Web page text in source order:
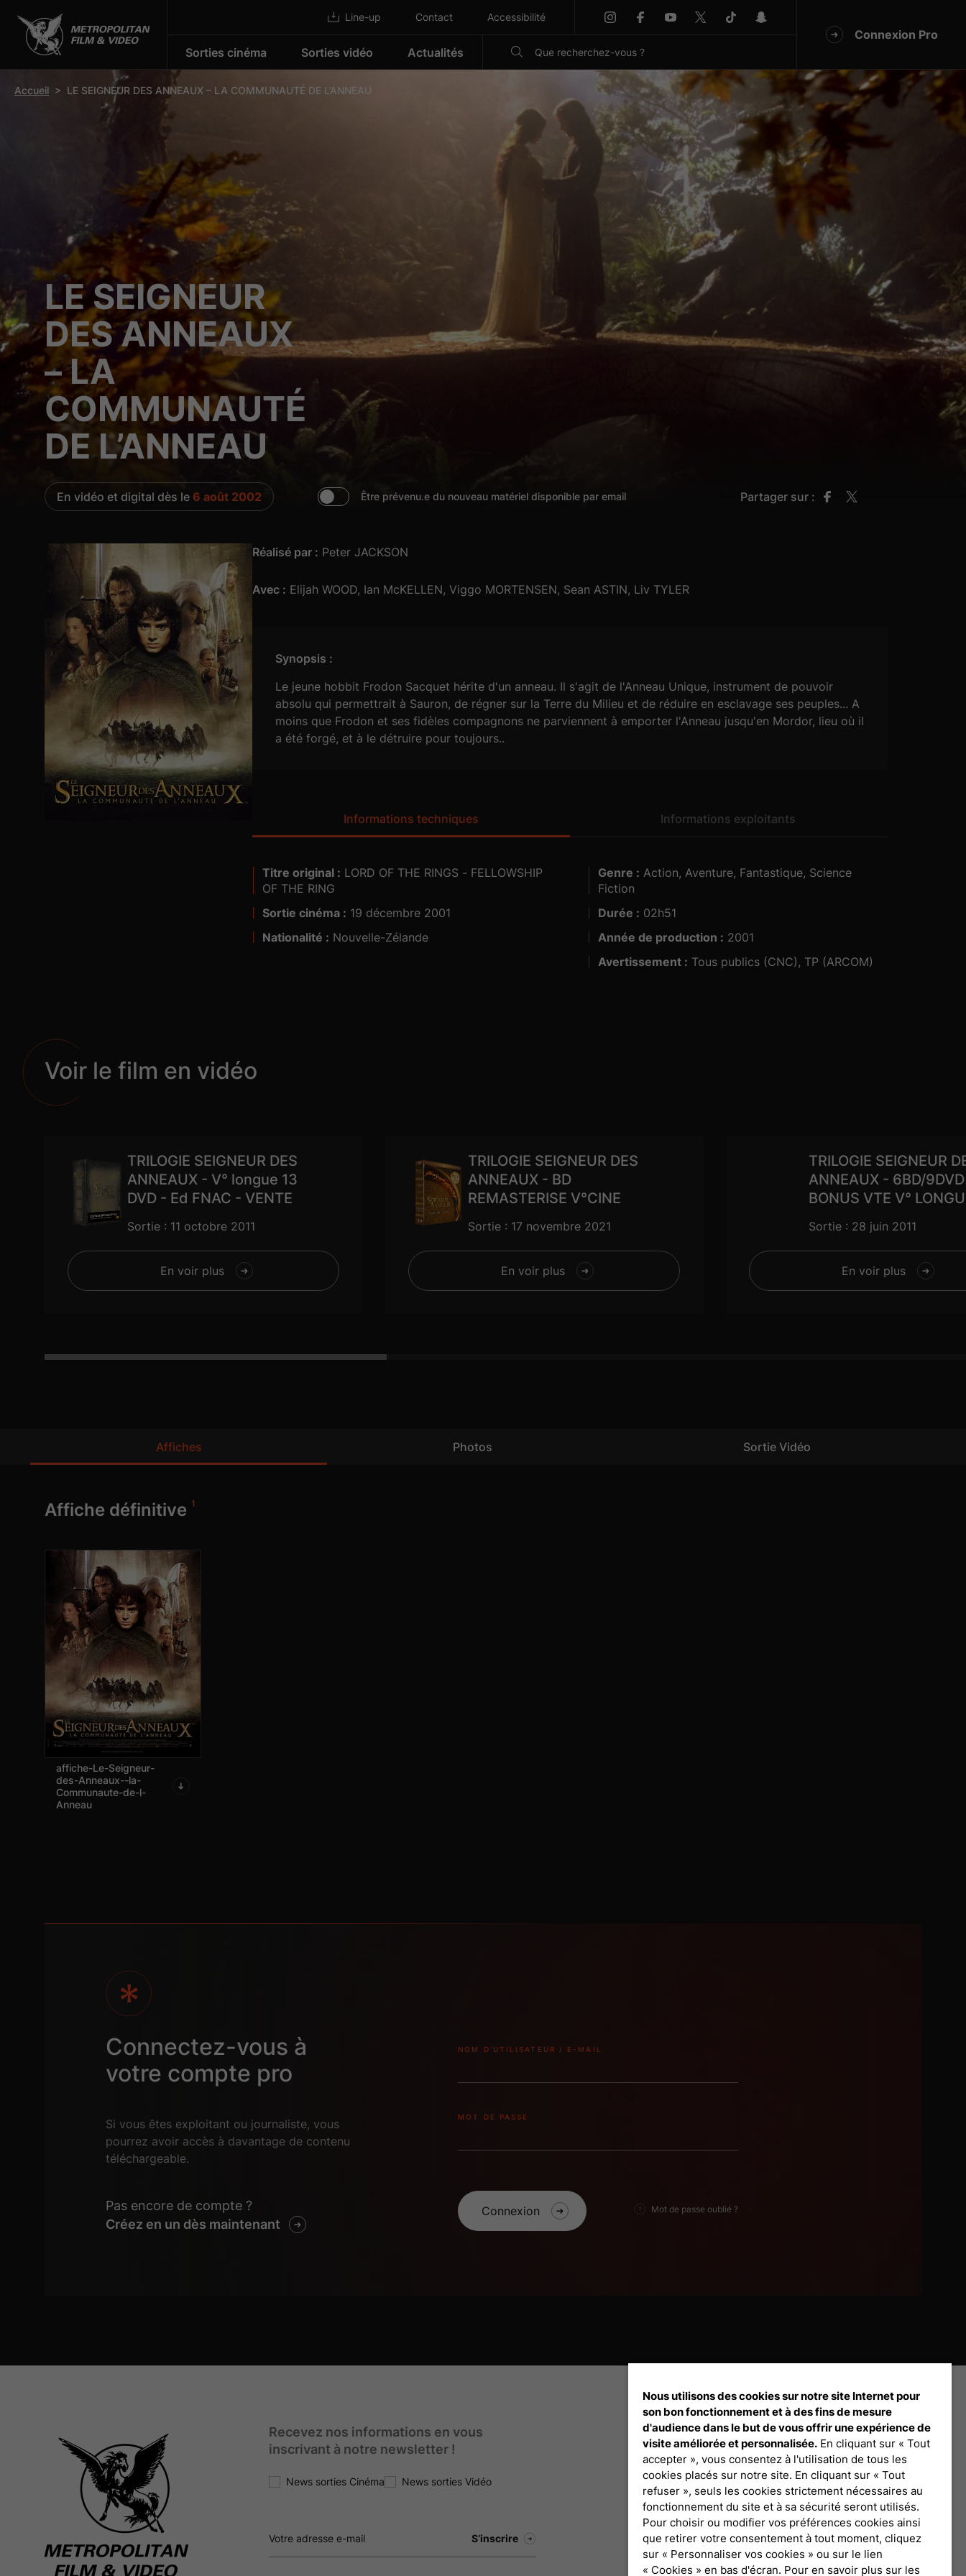
barre d’outils
Line-up Contact Accessibilité
Sorties cinéma Sorties vidéo Actualités
Connexion Pro
Accueil > LE SEIGNEUR DES ANNEAUX – LA COMMUNAUTÉ DE L’ANNEAU
LE SEIGNEUR
DES ANNEAUX
– LA
COMMUNAUTÉ
DE L’ANNEAU
En vidéo et digital dès le 6 août 2002 Être prévenu.e du nouveau matériel disponible par email Partager sur :
Réalisé par : Peter JACKSON
Avec : Elijah WOOD, Ian McKELLEN, Viggo MORTENSEN, Sean ASTIN, Liv TYLER
Synopsis :
Le jeune hobbit Frodon Sacquet hérite d'un anneau. Il s'agit de l'Anneau Unique, instrument de pouvoir
absolu qui permettrait à Sauron, de régner sur la Terre du Milieu et de réduire en esclavage ses peuples... A
moins que Frodon et ses fidèles compagnons ne parviennent à emporter l'Anneau jusqu'en Mordor, lieu où il
a été forgé, et à le détruire pour toujours..
Informations techniques Informations exploitants
Titre original :
OF THE RING
Sortie cinéma : 19 décembre 2001
Nationalité : Nouvelle-Zélande
Genre :
Fiction
Durée : 02h51
Année de production : 2001
Avertissement : Tous publics (CNC), TP (ARCOM)
Visa n° :
Voir le film en vidéo
TRILOGIE SEIGNEUR DES
ANNEAUX - V° longue 13
DVD - Ed FNAC - VENTE
Sortie : 11 octobre 2011
En voir plus
TRILOGIE SEIGNEUR DES
ANNEAUX - BD
REMASTERISE V°CINE
Sortie : 17 novembre 2021
En voir plus
TRILOGIE SEIGNEUR
ANNEAUX - 6BD/9DVD
BONUS VTE V°
Sortie : 28 juin 2011
En voir plus
Affiches Photos Sortie Vidéo
Affiche définitive 1
affiche-Le-Seigneur-
des-Anneaux--la-
Communaute-de-l-
Anneau
Connectez-vous à
votre compte pro
Si vous êtes exploitant ou journaliste, vous
pourrez avoir accès à davantage de contenu
téléchargeable.
Pas encore de compte ?
Créez en un dès maintenant
NOM D'UTILISATEUR / E-MAIL
MOT DE PASSE
Mot de passe oublié ?
Recevez nos informations en vous
inscrivant à notre newsletter !
News sorties Cinéma News sorties Vidéo
Débloquez tout le contenu à télécharger
Connexion Pro
Nous utilisons des cookies sur notre site Internet pour
son bon fonctionnement et à des fins de mesure
d'audience dans le but de vous offrir une expérience de
visite améliorée et personnalisée. En cliquant sur « Tout
accepter », vous consentez à l'utilisation de tous les
cookies placés sur notre site. En cliquant sur « Tout
refuser », seuls les cookies strictement nécessaires au
fonctionnement du site et à sa sécurité seront utilisés.
Pour choisir ou modifier vos préférences cookies ainsi
que retirer votre consentement à tout moment, cliquez
sur « Personnaliser vos cookies » ou sur le lien
« Cookies » en bas d'écran. Pour en savoir plus sur les